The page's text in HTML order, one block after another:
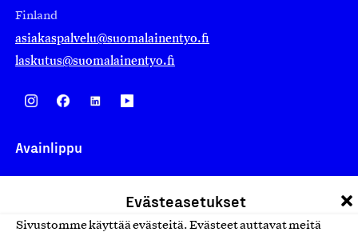
Evästeasetukset
Sivustomme käyttää evästeitä. Evästeet auttavat meitä
Finland
asiakaspalvelu@suomalainentyo.fi
laskutus@suomalainentyo.fi
Avainlippu